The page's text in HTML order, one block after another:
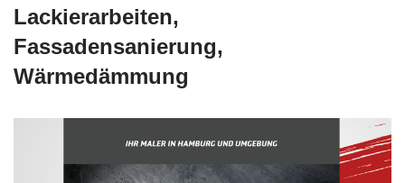
Lackierarbeiten,
Fassadensanierung,
Wärmedämmung